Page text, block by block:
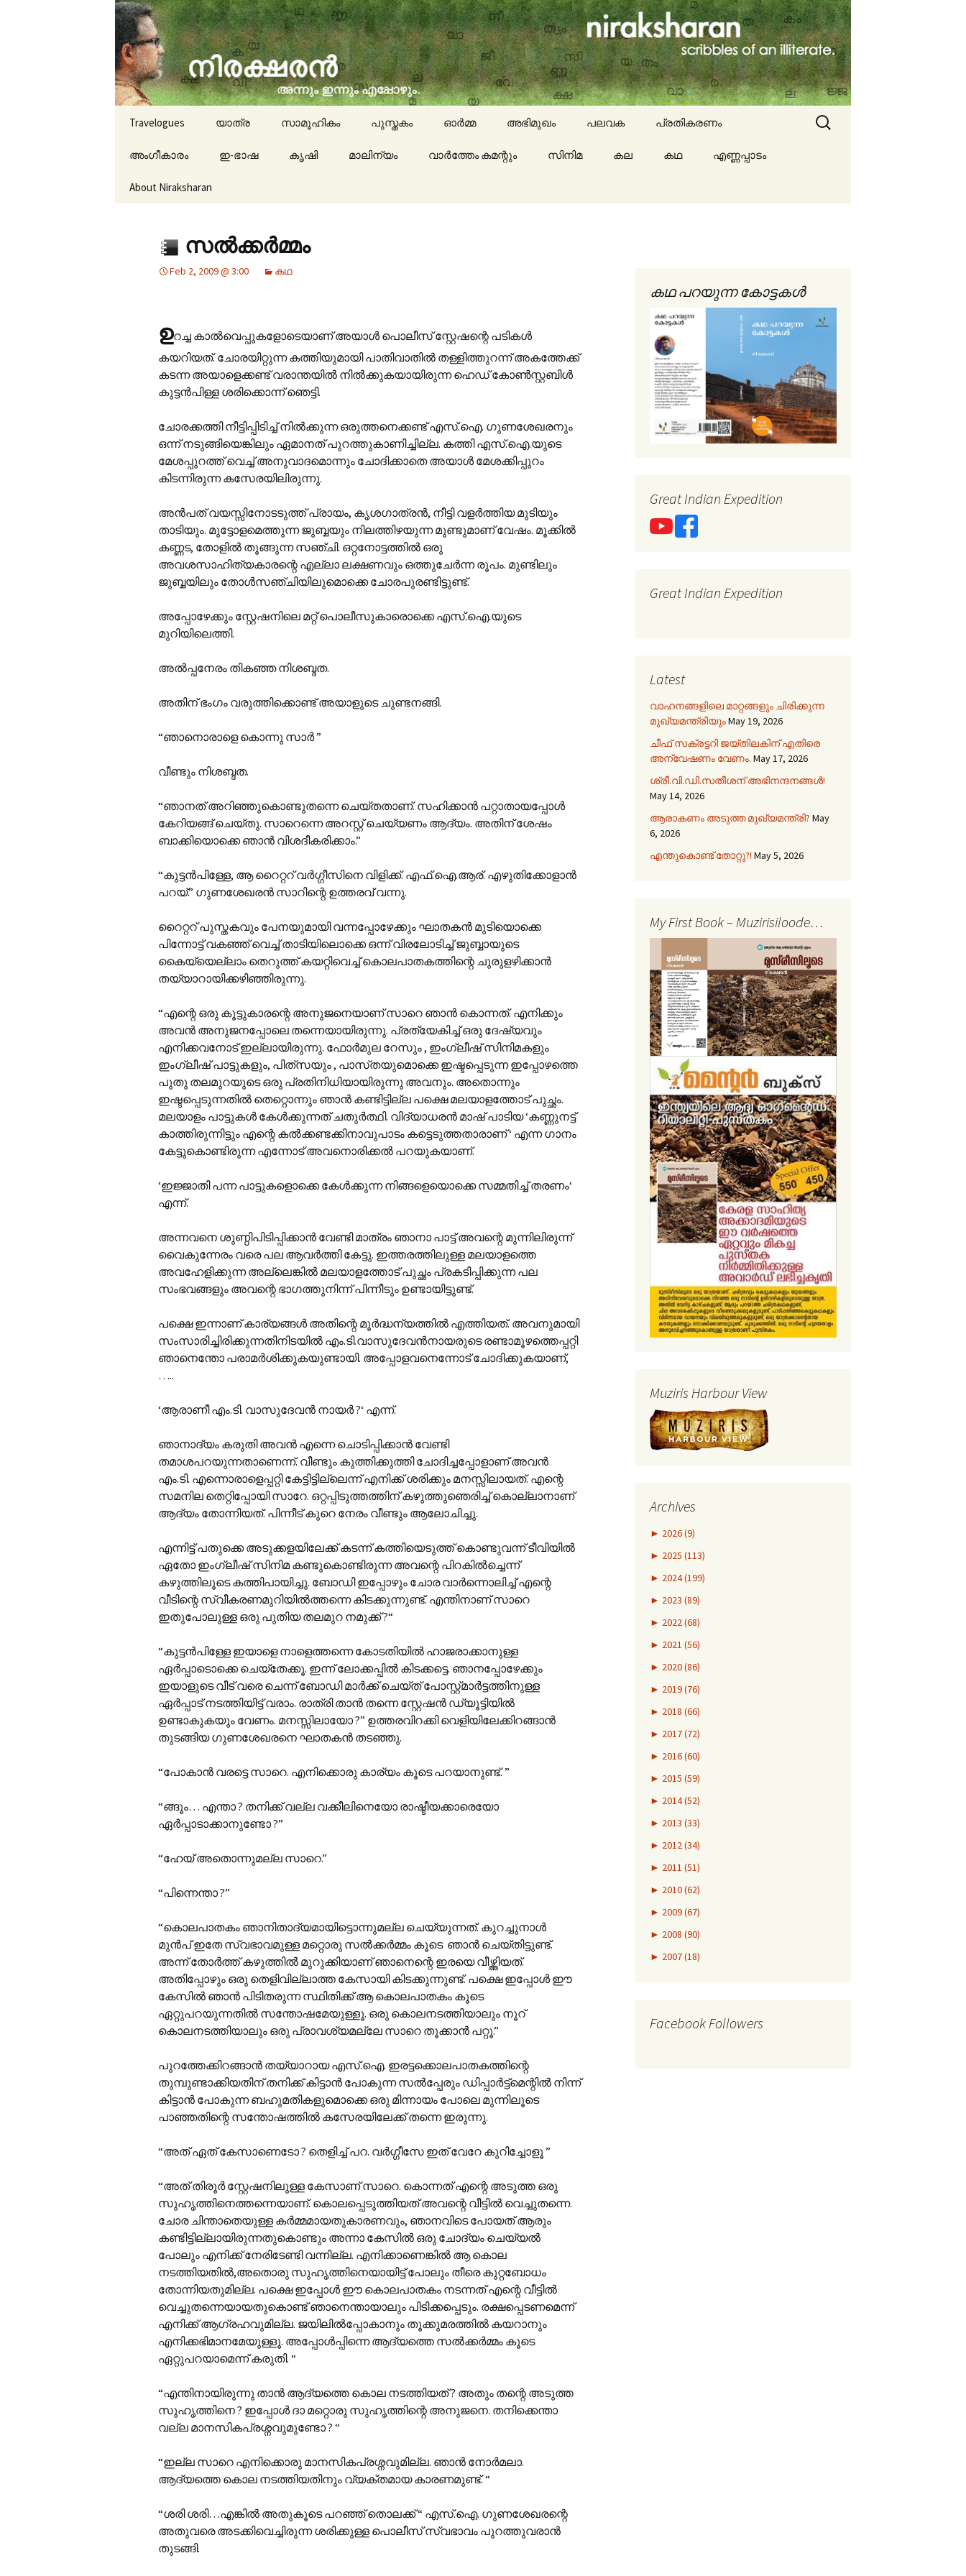
niraksharan (നിരക്ഷരൻ)
travelogues, book reviews, social issues, cinema, memories & lot more…
Skip to content
Travelogues യാത്ര സാമൂഹികം പുസ്തകം ഓർമ്മ അഭിമുഖം പലവക
കായികം
പ്രതികരണം
അംഗീകാരം ഇ-ഭാഷ കൃഷി മാലിന്യം വാർത്തേം കമന്റും സിനിമ കല കഥ എണ്ണപ്പാടം
About Niraksharan
Search
for:
സൽക്കർമ്മം
Feb 2, 2009 @ 3:00 കഥ
ഉറച്ച കാൽവെപ്പുകളോടെയാണ് അയാൾ പൊലീസ് സ്റ്റേഷന്റെ പടികൾ
കയറിയത്. ചോരയിറ്റുന്ന കത്തിയുമായി പാതിവാതിൽ തള്ളിത്തുറന്ന് അകത്തേക്ക്
കടന്ന അയാളെക്കണ്ട് വരാന്തയിൽ നില്‍ക്കുകയായിരുന്ന ഹെഡ് കോൺസ്റ്റബിൾ
കുട്ടൻപിള്ള ശരിക്കൊന്ന് ഞെട്ടി.
ചോരക്കത്തി നീട്ടിപ്പിടിച്ച് നിൽക്കുന്ന ഒരുത്തനെക്കണ്ട് എസ്.ഐ. ഗുണശേഖരനും
ഒന്ന് നടുങ്ങിയെങ്കിലും ഏമാനത് പുറത്തുകാണിച്ചില്ല. കത്തി എസ്.ഐ.യുടെ
മേശപ്പുറത്ത് വെച്ച് അനുവാദമൊന്നും ചോദിക്കാതെ അയാൾ മേശക്കിപ്പുറം
കിടന്നിരുന്ന കസേരയിലിരുന്നു.
അൻപത് വയസ്സിനോടടുത്ത് പ്രായം, കൃശഗാത്രൻ, നീട്ടി വളർത്തിയ മുടിയും
താടിയും. മുട്ടോളമെത്തുന്ന ജുബ്ബയും നിലത്തിഴയുന്ന മുണ്ടുമാണ് വേഷം. മൂക്കിൽ
കണ്ണട, തോളിൽ തൂങ്ങുന്ന സഞ്ചി. ഒറ്റനോട്ടത്തിൽ ഒരു
അവശസാഹിത്യകാരന്റെ എല്ലാ ലക്ഷണവും ഒത്തുചേർന്ന രൂപം. മുണ്ടിലും
ജുബ്ബയിലും തോൾസഞ്ചിയിലുമൊക്കെ ചോരപുരണ്ടിട്ടുണ്ട്.
അപ്പോഴേക്കും സ്റ്റേഷനിലെ മറ്റ് പൊലീസുകാരൊക്കെ എസ്.ഐ.യുടെ
മുറിയിലെത്തി.
അൽപ്പനേരം തികഞ്ഞ നിശബ്ദത.
അതിന് ഭംഗം വരുത്തിക്കൊണ്ട് അയാളുടെ ചുണ്ടനങ്ങി.
“ഞാനൊരാളെ കൊന്നു സാർ ”
വീണ്ടും നിശബ്ദത.
“ഞാനത് അറിഞ്ഞുകൊണ്ടുതന്നെ ചെയ്തതാണ്. സഹിക്കാൻ പറ്റാതായപ്പോൾ
കേറിയങ്ങ് ചെയ്തു. സാറെന്നെ അറസ്റ്റ് ചെയ്യണം ആദ്യം. അതിന് ശേഷം
ബാക്കിയൊക്കെ ഞാൻ വിശദീകരിക്കാം.”
“കുട്ടൻപിള്ളേ, ആ റൈറ്ററ് വർഗ്ഗീസിനെ വിളിക്ക്. എഫ്.ഐ.ആര്. എഴുതിക്കോളാൻ
പറയ്.” ഗുണശേഖരൻ സാറിന്റെ ഉത്തരവ് വന്നു.
റൈറ്ററ് പുസ്തകവും പേനയുമായി വന്നപ്പോഴേക്കും ഘാതകൻ മുടിയൊക്കെ
പിന്നോട്ട് വകഞ്ഞ് വെച്ച് താടിയിലൊക്കെ ഒന്ന് വിരലോടിച്ച് ജുബ്ബായുടെ
കൈയ്യെല്ലാം തെറുത്ത് കയറ്റിവെച്ച് കൊലപാതകത്തിന്റെ ചുരുളഴിക്കാൻ
തയ്യാറായിക്കഴിഞ്ഞിരുന്നു.
“എന്റെ ഒരു കൂട്ടുകാരന്റെ അനുജനെയാണ് സാറെ ഞാൻ കൊന്നത്. എനിക്കും
അവന്‍ അനുജനപ്പോലെ തന്നെയായിരുന്നു. പ്രത്യേകിച്ച് ഒരു ദേഷ്യവും
എനിക്കവനോട് ഇല്ലായിരുന്നു. ഫോർമുല റേസും , ഇംഗ്ലീഷ് സിനിമകളും
ഇംഗ്ലീഷ് പാട്ടുകളും, പിത്‌സയും , പാസ്‌തയുമൊക്കെ ഇഷ്ടപ്പെടുന്ന ഇപ്പോഴത്തെ
പുതു തലമുറയുടെ ഒരു പ്രതിനിധിയായിരുന്നു അവനും. അതൊന്നും
ഇഷ്ടപ്പെടുന്നതിൽ തെറ്റൊന്നും ഞാൻ കണ്ടിട്ടില്ല പക്ഷെ മലയാളത്തോട് പുച്ഛം.
മലയാളം പാട്ടുകൾ കേൾക്കുന്നത് ചതുർത്ഥി. വിദ്യാധരൻ മാഷ് പാടിയ ‘കണ്ണുനട്ട്
കാത്തിരുന്നിട്ടും എന്റെ കൽക്കണ്ടക്കിനാവുപാടം കട്ടെടുത്തതാ‍രാണ് ‘ എന്ന ഗാനം
കേട്ടുകൊണ്ടിരുന്ന എന്നോട് അവനൊരിക്കൽ പറയുകയാണ്.
‘ഇജ്ജാതി പന്ന പാട്ടുകളൊക്കെ കേൾക്കുന്ന നിങ്ങളെയൊക്കെ സമ്മതിച്ച് തരണം‘
എന്ന്.
അന്നവനെ ശുണ്ഠിപിടിപ്പിക്കാൻ വേണ്ടി മാത്രം ഞാനാ പാട്ട് അവന്റെ മുന്നിലിരുന്ന്
വൈകുന്നേരം വരെ പല ആവർത്തി കേട്ടു. ഇത്തരത്തിലുള്ള മലയാളത്തെ
അവഹേളിക്കുന്ന അല്ലെങ്കിൽ മലയാളത്തോട് പുച്ഛം പ്രകടിപ്പിക്കുന്ന പല
സംഭവങ്ങളും അവന്റെ ഭാഗത്തുനിന്ന് പിന്നീടും ഉണ്ടായിട്ടുണ്ട്.
പക്ഷെ ഇന്നാണ് കാര്യങ്ങൾ അതിന്റെ മൂർദ്ധന്യത്തിൽ എത്തിയത്. അവനുമായി
സംസാരിച്ചിരിക്കുന്നതിനിടയിൽ എം.ടി.വാസുദേവൻനായരുടെ രണ്ടാമൂഴത്തെപ്പറ്റി
ഞാനെന്തോ പരാമർശിക്കുകയുണ്ടായി. അപ്പോളവനെന്നോട് ചോദിക്കുകയാണ്,
…..
‘ആരാണീ എം.ടി. വാസുദേവൻ നായർ ?‘ എന്ന്.
ഞാനാദ്യം കരുതി അവൻ എന്നെ ചൊടിപ്പിക്കാന്‍ വേണ്ടി
തമാശപറയുന്നതാണെന്ന്. വീണ്ടും കുത്തിക്കുത്തി ചോദിച്ചപ്പോളാണ് അവൻ
എം.ടി. എന്നൊരാളെപ്പറ്റി കേട്ടിട്ടില്ലെന്ന് എനിക്ക് ശരിക്കും മനസ്സിലായത്. എന്റെ
സമനില തെറ്റിപ്പോയി സാറേ. ഒറ്റപ്പിടുത്തത്തിന് കഴുത്തുഞെരിച്ച് കൊല്ലാനാണ്
ആദ്യം തോന്നിയത്. പിന്നീട് കുറെ നേരം വീണ്ടും ആലോചിച്ചു.
എന്നിട്ട് പതുക്കെ അടുക്കളയിലേക്ക് കടന്ന് കത്തിയെടുത്ത് കൊണ്ടുവന്ന് ടീവിയിൽ
ഏതോ ഇംഗ്ലീഷ് സിനിമ കണ്ടുകൊണ്ടിരുന്ന അവന്റെ പിറകിൽച്ചെന്ന്
കഴുത്തിലൂടെ കത്തിപായിച്ചു. ബോഡി ഇപ്പോഴും ചോര വാർന്നൊലിച്ച് എന്റെ
വീടിന്റെ സ്വീകരണമുറിയിൽത്തന്നെ കിടക്കുന്നുണ്ട്. എന്തിനാണ് സാറെ
ഇതുപോലുള്ള ഒരു പുതിയ തലമുറ നമുക്ക് ?“
“കുട്ടൻപിള്ളേ ഇയാളെ നാളെത്തന്നെ കോടതിയിൽ ഹാജരാക്കാനുള്ള
ഏർപ്പാടൊക്കെ ചെയ്തേക്കൂ. ഇന്ന് ലോക്കപ്പില്‍ കിടക്കട്ടെ. ഞാനപ്പോഴേക്കും
ഇയാളുടെ വീട് വരെ ചെന്ന് ബോഡി മാർക്ക് ചെയ്ത് പോസ്റ്റ്മാർട്ടത്തിനുള്ള
ഏർപ്പാട് നടത്തിയിട്ട് വരാം. രാത്രി താൻ തന്നെ സ്റ്റേഷൻ ഡ്യൂട്ടിയിൽ
ഉണ്ടാകുകയും വേണം. മനസ്സിലായോ ?” ഉത്തരവിറക്കി വെളിയിലേക്കിറങ്ങാൻ
തുടങ്ങിയ ഗുണശേഖരനെ ഘാതകൻ തടഞ്ഞു.
“പോകാൻ വരട്ടെ സാറെ. എനിക്കൊരു കാര്യം കൂടെ പറയാനുണ്ട്. ”
“ങ്ങൂം… എന്താ ? തനിക്ക് വല്ല വക്കീലിനെയോ രാഷ്ടീയക്കാരെയോ
ഏർപ്പാടാക്കാനുണ്ടോ ?”
“ഹേയ് അതൊന്നുമല്ല സാറെ.”
“പിന്നെന്താ ?”
“കൊലപാതകം ഞാനിതാദ്യമായിട്ടൊന്നുമല്ല ചെയ്യുന്നത്. കുറച്ചുനാള്‍
മുൻപ് ഇതേ സ്വഭാവമുള്ള മറ്റൊരു സൽക്കർമ്മം കൂടെ ഞാൻ ചെയ്തിട്ടുണ്ട്.
അന്ന് തോർത്ത് കഴുത്തിൽ മുറുക്കിയാണ് ഞാ‍നെന്റെ ഇരയെ വീഴ്ത്തിയത്.
അതിപ്പോഴും ഒരു തെളിവില്ലാത്ത കേസായി കിടക്കുന്നുണ്ട്. പക്ഷെ ഇപ്പോൾ ഈ
കേസിൽ ഞാൻ പിടിതരുന്ന സ്ഥിതിക്ക് ആ കൊലപാതകം കൂടെ
ഏറ്റുപറയുന്നതിൽ സന്തോഷമേയുള്ളൂ. ഒരു കൊലനടത്തിയാലും നൂറ്
കൊലനടത്തിയാലും ഒരു പ്രാവശ്യമല്ലേ സാറെ തൂക്കാൻ പറ്റൂ.”
പുറത്തേക്കിറങ്ങാൻ തയ്യാറായ എസ്.ഐ. ഇരട്ടക്കൊലപാതകത്തിന്റെ
തുമ്പുണ്ടാക്കിയതിന് തനിക്ക് കിട്ടാൻ പോകുന്ന സൽപ്പേരും ഡിപ്പാർട്ട്മെന്റിൽ നിന്ന്
കിട്ടാൻ പോകുന്ന ബഹുമതികളുമൊക്കെ ഒരു മിന്നായം പോലെ മുന്നിലൂടെ
പാഞ്ഞതിന്റെ സന്തോഷത്തിൽ കസേരയിലേക്ക് തന്നെ ഇരുന്നു.
“അത് ഏത് കേസാണെടോ ? തെളിച്ച് പറ. വർഗ്ഗീസേ ഇത് വേറേ കുറിച്ചോളൂ ”
“അത് തിരൂർ സ്റ്റേഷനിലുള്ള കേസാണ് സാറെ. കൊന്നത് എന്റെ അടുത്ത ഒരു
സുഹൃത്തിനെത്തന്നെയാണ്. കൊലപ്പെടുത്തിയത് അവന്റെ വീട്ടിൽ വെച്ചുതന്നെ.
ചോര ചിന്താതെയുള്ള കർമ്മമായതുകാരണവും, ഞാനവിടെ പോയത് ആരും
കണ്ടിട്ടില്ലായിരുന്നതുകൊണ്ടും അന്നാ കേസിൽ ഒരു ചോദ്യം ചെയ്യൽ
പോലും എനിക്ക് നേരിടേണ്ടി വന്നില്ല. എനിക്കാണെങ്കിൽ ആ കൊല
നടത്തിയതിൽ,അതൊരു സുഹൃത്തിനെയായിട്ട് പോലും തീരെ കുറ്റബോധം
തോന്നിയതുമില്ല. പക്ഷെ ഇപ്പോൾ ഈ കൊലപാതകം നടന്നത് എന്റെ വീട്ടിൽ
വെച്ചുതന്നെയായതുകൊണ്ട് ഞാനെന്തായാലും പിടിക്കപ്പെടും. രക്ഷപ്പെടണമെന്ന്
എനിക്ക് ആഗ്രഹവുമില്ല. ജയിലിൽപ്പോകാനും തൂക്കുമരത്തിൽ കയറാനും
എനിക്കഭിമാനമേയുള്ളൂ. അപ്പോൾപ്പിന്നെ ആദ്യത്തെ സൽക്കർമ്മം കൂടെ
ഏറ്റുപറയാമെന്ന് കരുതി. “
“എന്തിനായിരുന്നു താൻ ആദ്യത്തെ കൊല നടത്തിയത് ? അതും തന്റെ അടുത്ത
സുഹൃത്തിനെ ? ഇപ്പോൾ ദാ മറ്റൊരു സുഹൃത്തിന്റെ അനുജനെ. തനിക്കെന്താ
വല്ല മാനസികപ്രശ്നവുമുണ്ടോ ? “
“ഇല്ല സാറെ എനിക്കൊരു മാനസികപ്രശ്നവുമില്ല. ഞാൻ നോർമലാ.
ആദ്യത്തെ കൊല നടത്തിയതിനും വ്യക്തമായ കാരണമുണ്ട്. “
“ശരി ശരി…എങ്കിൽ അതുകൂടെ പറഞ്ഞ് തൊലക്ക് “ എസ്.ഐ. ഗുണശേഖരന്റെ
അതുവരെ അടക്കിവെച്ചിരുന്ന ശരിക്കുള്ള പൊലീസ് സ്വഭാവം പുറത്തുവരാൻ
തുടങ്ങി.
കഥ പറയുന്ന കോട്ടകൾ
Great Indian Expedition
Great Indian Expedition
Latest
വാഹനങ്ങളിലെ മാറ്റങ്ങളും ചിരിക്കുന്ന
മുഖ്യമന്ത്രിയുംMay 19, 2026
ചീഫ് സക്രട്ടറി ജയ്തിലകിന് എതിരെ
അന്വേഷണം വേണം. May 17, 2026
ശ്രീ.വി.ഡി.സതീശന് അഭിനന്ദനങ്ങൾ!
May 14, 2026
ആരാകണം അടുത്ത മുഖ്യമന്ത്രി? May
6, 2026
എന്തുകൊണ്ട് തോറ്റു?! May 5, 2026
My First Book – Muzirisiloode…
Muziris Harbour View
Archives
► 2026 (9)
► 2025 (113)
► 2024 (199)
► 2023 (89)
► 2022 (68)
► 2021 (56)
► 2020 (86)
► 2019 (76)
► 2018 (66)
► 2017 (72)
► 2016 (60)
► 2015 (59)
► 2014 (52)
► 2013 (33)
► 2012 (34)
► 2011 (51)
► 2010 (62)
► 2009 (67)
► 2008 (90)
► 2007 (18)
Facebook Followers